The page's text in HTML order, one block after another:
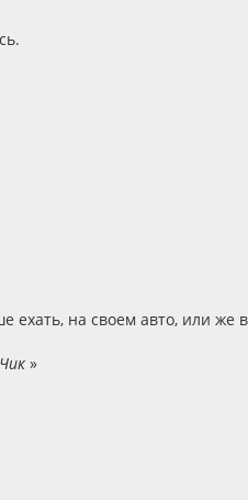
ехать, на своем авто, или же
»